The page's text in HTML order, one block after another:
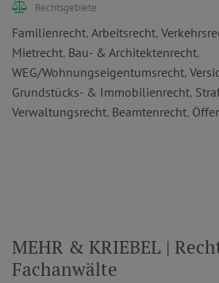
Rechtsgebiete:
Familienrecht, Arbeitsrecht,
Mietrecht, Bau- & Architektenrecht,
WEG/Wohnungseigentumsrecht,
Grundstücks- & Immobilienrecht,
Verwaltungsrecht, Beamtenrecht,
MEHR & KRIEBEL |
Fachanwälte